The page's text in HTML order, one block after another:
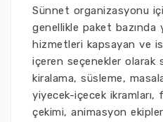
Sünnet organizasyonu
genellikle paket bazında
hizmetleri kapsayan ve
içeren seçenekler olarak
kiralama, süsleme,
yiyecek-içecek
çekimi, animasyon